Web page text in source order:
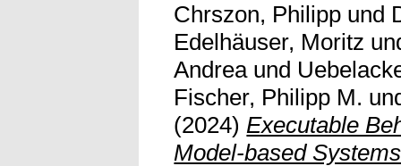
Chrszon, Philipp und
Edelhäuser, Moritz
Andreaund
Fischer, Philipp M.
(2024)Executable
Model-based